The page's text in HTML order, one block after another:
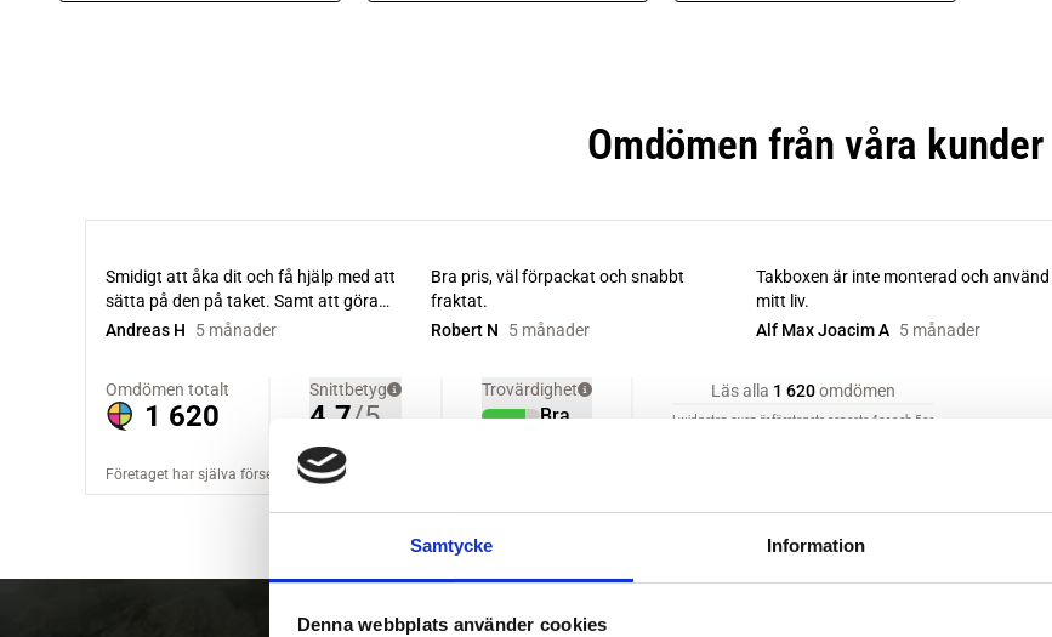
Samtycke Information
Denna webbplats använder cookies